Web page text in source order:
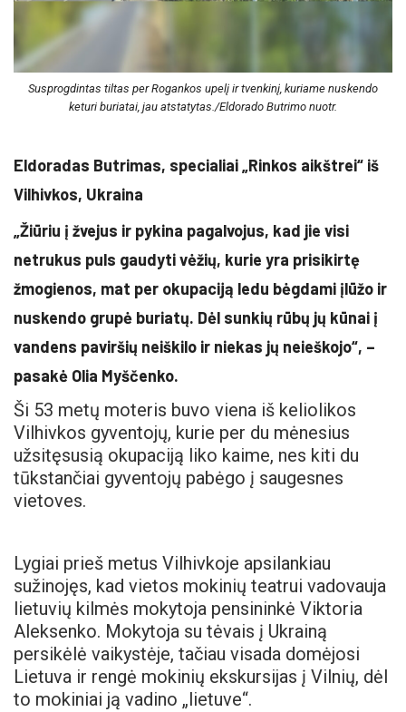
Susprogdintas tiltas per Rogankos upelį ir tvenkinį, kuriame nuskendo
keturi buriatai, jau atstatytas./Eldorado Butrimo nuotr.
Eldoradas Butrimas, specialiai „Rinkos aikštrei“ iš
Vilhivkos, Ukraina
„Žiūriu į žvejus ir pykina pagalvojus, kad jie visi
netrukus puls gaudyti vėžių, kurie yra prisikirtę
žmogienos, mat per okupaciją ledu bėgdami įlūžo ir
nuskendo grupė buriatų. Dėl sunkių rūbų jų kūnai į
vandens paviršių neiškilo ir niekas jų neieškojo“, –
pasakė Olia Myščenko.
Ši 53 metų moteris buvo viena iš keliolikos
Vilhivkos gyventojų, kurie per du mėnesius
užsitęsusią okupaciją liko kaime, nes kiti du
tūkstančiai gyventojų pabėgo į saugesnes
vietoves.
Lygiai prieš metus Vilhivkoje apsilankiau
sužinojęs, kad vietos mokinių teatrui vadovauja
lietuvių kilmės mokytoja pensininkė Viktoria
Aleksenko. Mokytoja su tėvais į Ukrainą
persikėlė vaikystėje, tačiau visada domėjosi
Lietuva ir rengė mokinių ekskursijas į Vilnių, dėl
to mokiniai ją vadino „lietuve“.